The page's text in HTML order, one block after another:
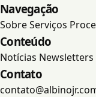
Portfólio
Contato
Navegação
SobreServiços
Conteúdo
Notícias Newsletters
Contato